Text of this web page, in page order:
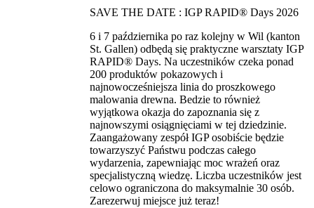
SAVE THE DATE : IGP RAPID® Days 2026
6 i 7 października po raz kolejny w Wil (kanton
St. Gallen) odbędą się praktyczne warsztaty IGP
RAPID® Days. Na uczestników czeka ponad
200 produktów pokazowych i
najnowocześniejsza linia do proszkowego
malowania drewna. Bedzie to również
wyjątkowa okazja do zapoznania się z
najnowszymi osiągnięciami w tej dziedzinie.
Zaangażowany zespół IGP osobiście będzie
towarzyszyć Państwu podczas całego
wydarzenia, zapewniając moc wrażeń oraz
specjalistyczną wiedzę. Liczba uczestników jest
celowo ograniczona do maksymalnie 30 osób.
Zarezerwuj miejsce już teraz!